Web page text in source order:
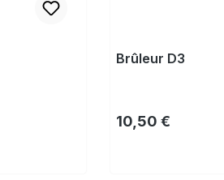
Brûleur D3
Prix régulier :
10,50 €